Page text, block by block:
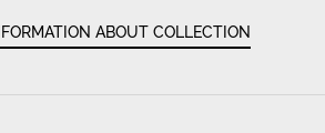
ABOUT COLLECTION